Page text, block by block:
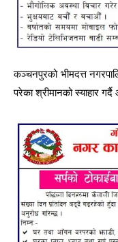
कञ्चनपुरको भीमदत्त
परेका श्रीमानको स्याहार